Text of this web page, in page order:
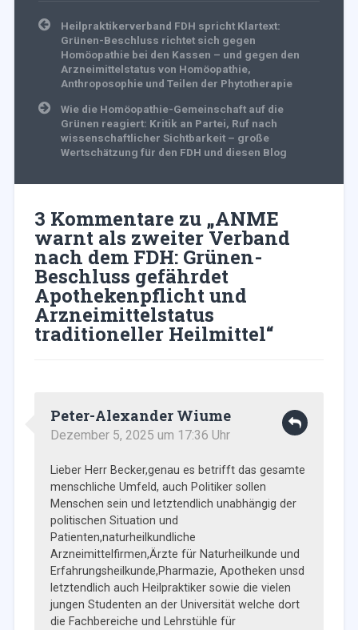
Beitragsnavigation
Heilpraktikerverband FDH spricht Klartext:
Grünen-Beschluss richtet sich gegen
Homöopathie bei den Kassen – und gegen den
Arzneimittelstatus von Homöopathie,
Anthroposophie und Teilen der Phytotherapie
Wie die Homöopathie-Gemeinschaft auf die
Grünen reagiert: Kritik an Partei, Ruf nach
wissenschaftlicher Sichtbarkeit – große
Wertschätzung für den FDH und diesen Blog
3 Kommentare zu „ANME
warnt als zweiter Verband
nach dem FDH: Grünen-
Beschluss gefährdet
Apothekenpflicht und
Arzneimittelstatus
traditioneller Heilmittel“
Peter-Alexander Wiume
Dezember 5, 2025 um 17:36 Uhr
Lieber Herr Becker,genau es betrifft das gesamte
menschliche Umfeld, auch Politiker sollen
Menschen sein und letztendlich unabhängig der
politischen Situation und
Patienten,naturheilkundliche
Arzneimittelfirmen,Ärzte für Naturheilkunde und
Erfahrungsheilkunde,Pharmazie, Apotheken unsd
letztendlich auch Heilpraktiker sowie die vielen
jungen Studenten an der Universität welche dort
die Fachbereiche und Lehrstühle für